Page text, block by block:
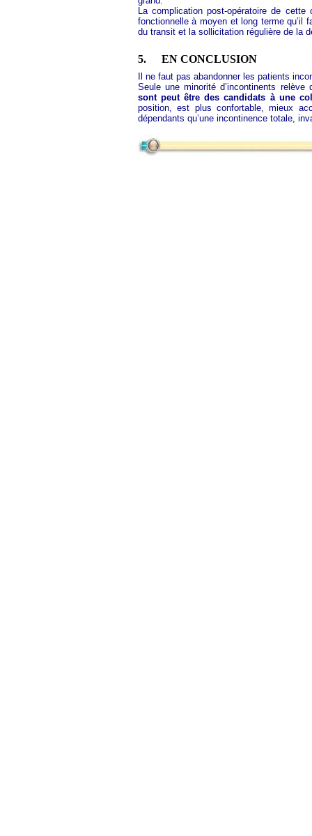
La complication post-opératoire de
fonctionnelle à moyen et long terme qu’il
du transit et la sollicitation régulière de la
5. EN CONCLUSION
Il ne faut pas abandonner les patients
Seule une minorité d’incontinents
sont peut être des candidats à une
position, est plus confortable, mieux
dépendants qu’une incontinence totale,